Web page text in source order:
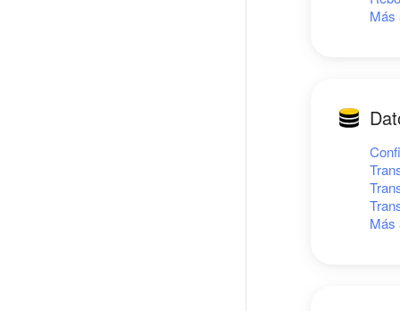
Más
Más